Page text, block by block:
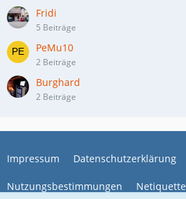
Fridi
5 Beiträge
PeMu10
2 Beiträge
Burghard
2 Beiträge
Impressum Datenschutzerklärung
Nutzungsbestimmungen Netiquette